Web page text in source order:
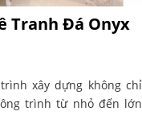
Tranh Đá Onyx
xây dựng không chỉ
trình từ nhỏ đến lớn